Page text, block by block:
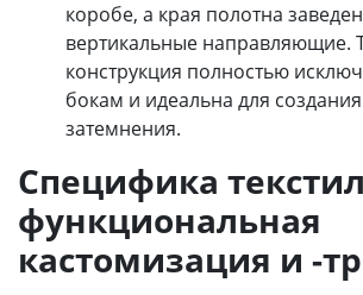
коробе, а края полотна
вертикальные направляющие.
конструкция полностью
бокам и идеальна для
затемнения.
Специфика
функциональная
кастомизация и -